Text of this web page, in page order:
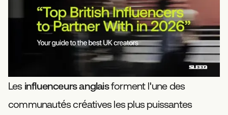
Les influenceurs anglaisforment l'une des
communautés créatives les plus puissantes